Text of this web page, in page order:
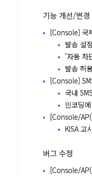
기능 개선/변경
[Console] 국
발송 설
'자동 차
발송 허
[Console]
국내
인코딩
[Console/
KISA 고
버그 수정
[Console/